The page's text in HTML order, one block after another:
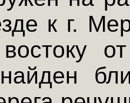
к г.